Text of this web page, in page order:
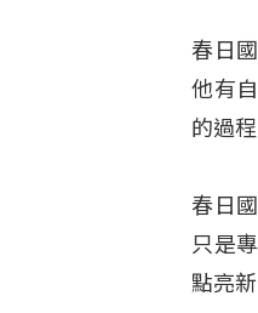
春日
他有
的過
春日
只是
點亮